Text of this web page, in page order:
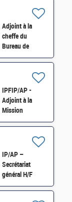
Adjoint à la
cheffe du
Bureau de
Statistique et
des Cœur H/F
IPFIP/AP -
Adjoint à la
Mission
régionale de
économique et
d'AFPME
(DRFIP 31) H/F
IP/AP –
Secrétariat
général H/F